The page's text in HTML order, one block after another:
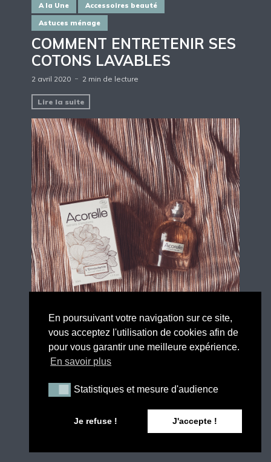
A la Une Accessoires beauté
Astuces ménage
COMMENT ENTRETENIR SES
COTONS LAVABLES
2 avril 2020 2 min de lecture
Lire la suite
Accessoires beauté Corps
ACORELLE ET SON PARFUM
NATUREL L’ENVOUTANTE
En poursuivant votre navigation sur ce site,
vous acceptez l'utilisation de cookies afin de
pour vous garantir une meilleure expérience.
En savoir plus
Statistiques et mesure d'audience
Statistiques et mesure d'audience
Je refuse ! J'accepte !